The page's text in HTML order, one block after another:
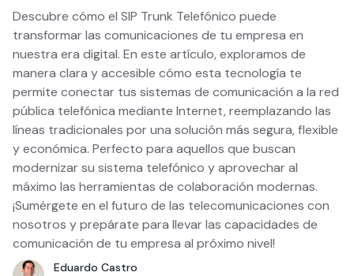
Descubre cómo el SIP Trunk Telefónico puede
transformar las comunicaciones de tu empresa en
nuestra era digital. En este artículo, exploramos de
manera clara y accesible cómo esta tecnología te
permite conectar tus sistemas de comunicación a la red
pública telefónica mediante Internet, reemplazando las
líneas tradicionales por una solución más segura, flexible
y económica. Perfecto para aquellos que buscan
modernizar su sistema telefónico y aprovechar al
máximo las herramientas de colaboración modernas.
¡Sumérgete en el futuro de las telecomunicaciones con
nosotros y prepárate para llevar las capacidades de
comunicación de tu empresa al próximo nivel!
Eduardo Castro